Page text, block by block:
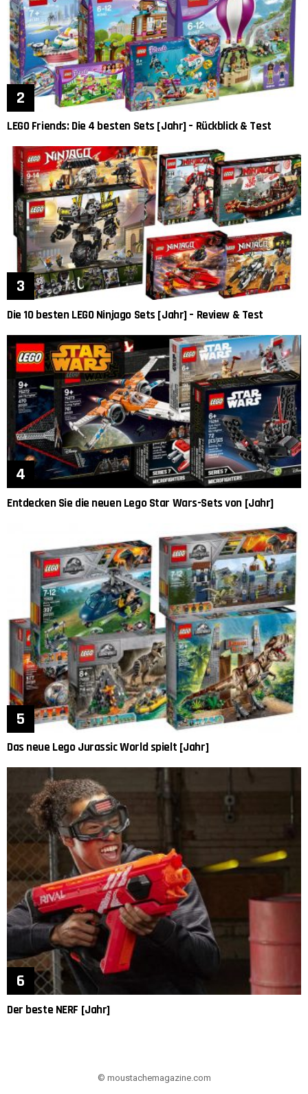
LEGO Friends: Die 4 besten Sets [Jahr] – Rückblick & Test
Die 10 besten LEGO Ninjago Sets [Jahr] – Review & Test
Entdecken Sie die neuen Lego Star Wars-Sets von [Jahr]
Das neue Lego Jurassic World spielt [Jahr]
Der beste NERF [Jahr]
© moustachemagazine.com